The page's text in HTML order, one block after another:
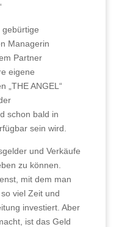
gebürtige
Managerin
Partner
eigene
„THE ANGEL“
schon bald in
sein wird.
und Verkäufe
zu können.
mit dem man
viel Zeit und
investiert. Aber
ist das Geld